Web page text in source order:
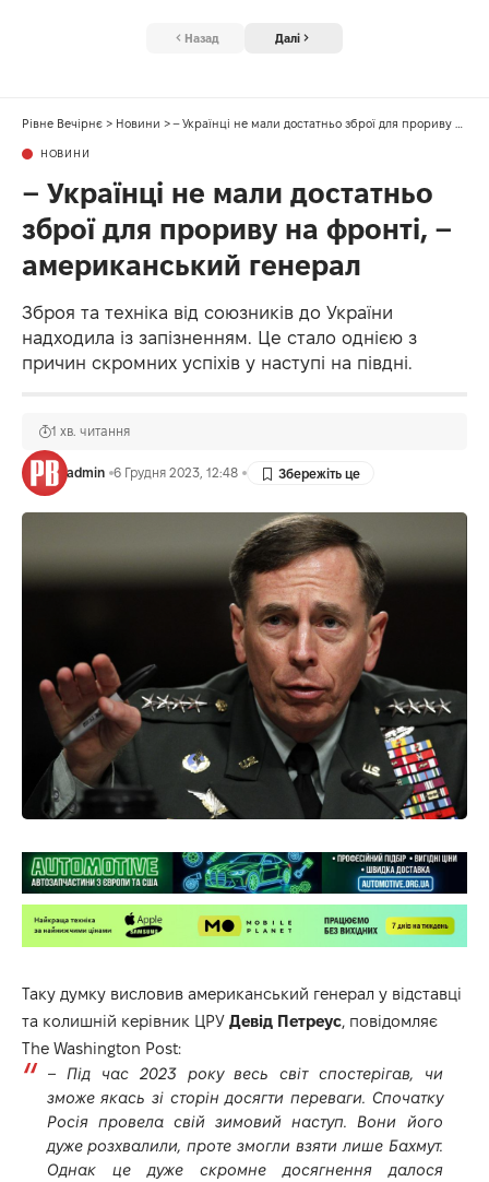
Назад Далі
Рівне Вечірнє > Новини >– Українці не мали достатньо зброї для прориву на фронті, – американський генерал
НОВИНИ
– Українці не мали достатньо
зброї для прориву на фронті, –
американський генерал
Зброя та техніка від союзників до України
надходила із запізненням. Це стало однією з
причин скромних успіхів у наступі на півдні.
admin 6 Грудня 2023, 12:48
1 хв. читання
Таку думку висловив американський генерал у відставці
та колишній керівник ЦРУ Девід Петреус, повідомляє
The Washington Post:
– Під час 2023 року весь світ спостерігав, чи
зможе якась зі сторін досягти переваги. Спочатку
Росія провела свій зимовий наступ. Вони його
дуже розхвалили, проте змогли взяти лише Бахмут.
Однак це дуже скромне досягнення далося